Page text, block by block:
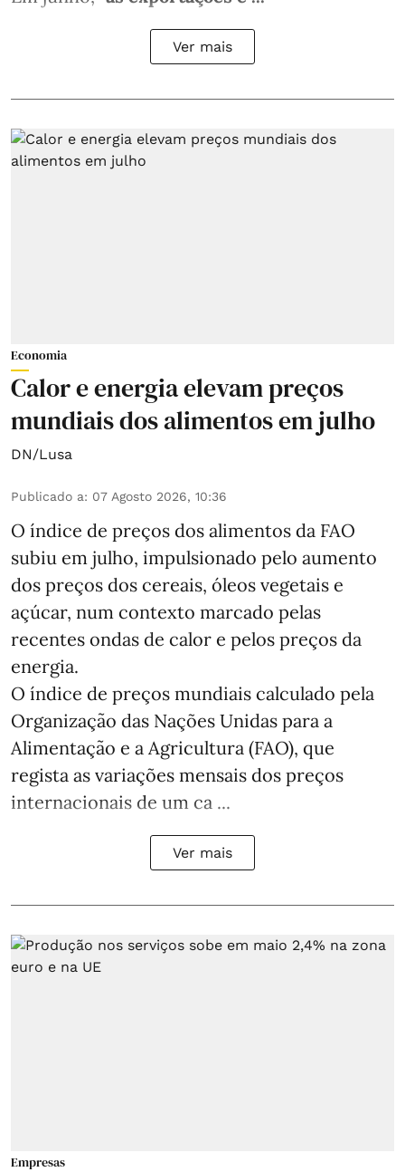
Ver mais
Economia
Calor e energia elevam preços
mundiais dos alimentos em julho
DN/Lusa
Publicado a: 07 Agosto 2026, 10:36
O índice de preços dos alimentos da FAO
subiu em julho, impulsionado pelo aumento
dos preços dos cereais, óleos vegetais e
açúcar, num contexto marcado pelas
recentes ondas de calor e pelos preços da
energia.
O índice de preços mundiais calculado pela
Organização das Nações Unidas para a
Alimentação e a Agricultura (FAO), que
regista as variações mensais dos preços
internacionais de um ca ...
Ver mais
Empresas